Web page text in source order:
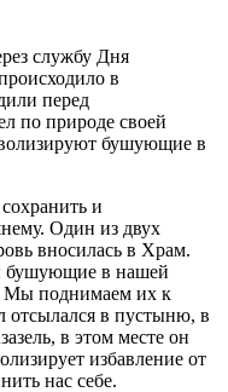
службу Дня
в
перед
по природе своей
бушующие в
и
Один из двух
вносилась в Храм.
бушующие в нашей
Мы поднимаем их к
отсылался в пустыню, в
в этом месте он
избавление от
нас себе.